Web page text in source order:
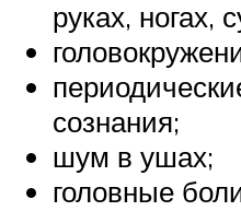
руках, ногах,
сознания;
шум в ушах;
головные